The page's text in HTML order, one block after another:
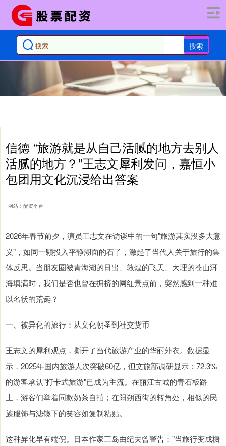
搜索
信德 “旅游就是从自己活腻的地方去别人
活腻的地方？”王志文犀利发问，嘉恒小
包团用文化沉浸给出答案
网站：配资平台
2026年春节前夕，演员王志文在访谈中的一句"旅游其实没多大意
义"，如同一颗投入平静湖面的石子，激起了当代人关于旅行的集
体反思。当朋友圈被青海湖的日出、敦煌的飞天、大理的苍山洱
海填满时，我们是否也曾在拥挤的网红景点前，突然感到一种难
以名状的荒诞？
一、被异化的旅行：从文化朝圣到社交货币
王志文的犀利观点，撕开了当代旅游产业的华丽外衣。数据显
示，2025年国内旅游人次突破60亿，但文旅部调研显示：72.3%
的游客承认"打卡式旅游"已成为主流。在丽江古城的青石板路
上，游客们举着同款奶茶自拍；在阳朔西街的转角处，相似的民
族服饰与滤镜下的笑容如复制粘贴。
这种异化早有端倪。日本作家三岛由纪夫曾警告："当旅行变成橱